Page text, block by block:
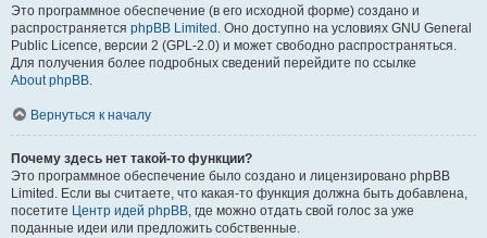
Это программное обеспечение (в его исходной форме) создано и
распространяется phpBB Limited . Оно доступно на условиях GNU General
Public Licence, версии 2 (GPL-2.0) и может свободно распространяться.
Для получения более подробных сведений перейдите по ссылке
About phpBB.
Вернуться к началу
Почему здесь нет такой-то функции?
Это программное обеспечение было создано и лицензировано phpBB
Limited. Если вы считаете, что какая-то функция должна быть добавлена,
посетите Центр идей phpBB, где можно отдать свой голос за уже
поданные идеи или предложить собственные.